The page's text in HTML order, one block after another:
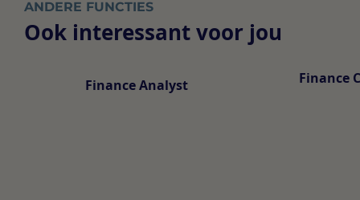
ANDERE FUNCTIES
Ook interessant voor jou
Finance Analyst Finance